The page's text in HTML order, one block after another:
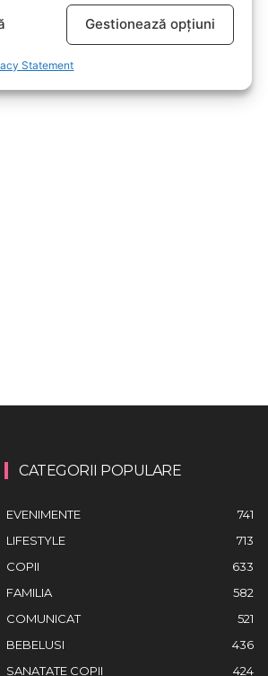
Gestionează opțiuni
Statement
CATEGORII POPULARE
EVENIMENTE
741
LIFESTYLE
713
COPII
633
FAMILIA
582
COMUNICAT
521
BEBELUSI
436
SANATATE COPII
424